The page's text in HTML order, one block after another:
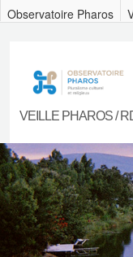
Observatoire Pharos